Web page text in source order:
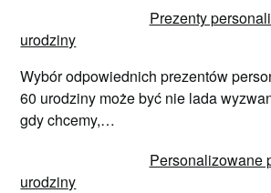
Prezenty
urodziny
Wybór odpowiednich prezentów
60 urodziny może być nie lada
gdy chcemy,…
Personalizowane
urodziny